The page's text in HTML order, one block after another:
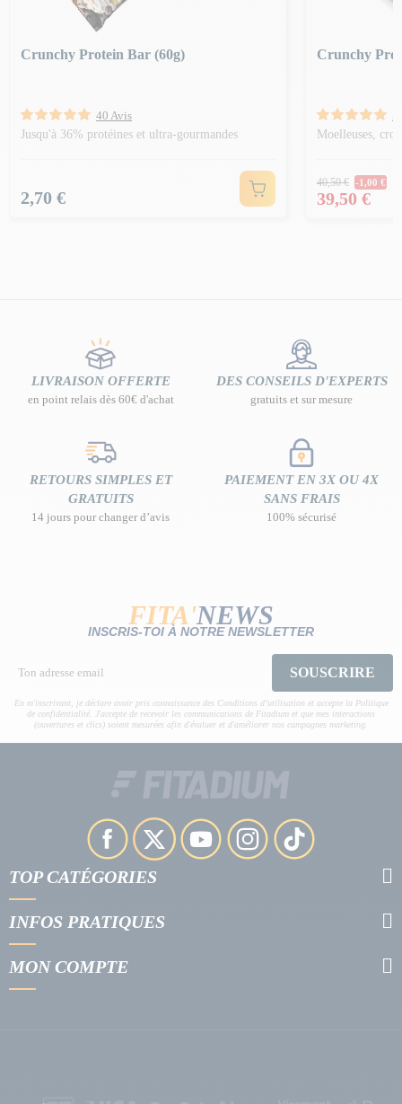
Crunchy Protein Bar (60g)
40 Avis
Jusqu'à 36% protéines et ultra-gourmandes
Prix
2,70 €
Crunchy
Moelleuses,
Prix
40,50 € -1,00 €
Prix
39,50 €
LIVRAISON OFFERTE
en point relais dès 60€ d'achat
DES CONSEILS D'EXPERTS
gratuits et sur mesure
RETOURS SIMPLES ET
GRATUITS
14 jours pour changer d’avis
PAIEMENT EN 3X OU 4X
SANS FRAIS
100% sécurisé
FITA'NEWS
INSCRIS-TOI À NOTRE NEWSLETTER
SOUSCRIRE
En m'inscrivant, je déclare avoir pris connaissance des Conditions d’utilisation et accepte la Politique
de confidentialité. J'accepte de recevoir les communications de Fitadium et que mes interactions
(ouvertures et clics) soient mesurées afin d'évaluer et d'améliorer nos campagnes marketing.
TOP CATÉGORIES
INFOS PRATIQUES
MON COMPTE